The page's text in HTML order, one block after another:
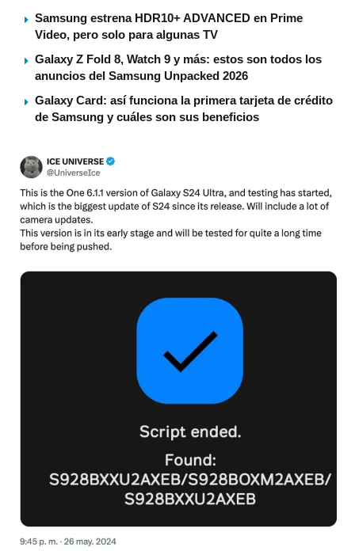
Samsung estrena HDR10+ ADVANCED en Prime
Video, pero solo para algunas TV
Galaxy Z Fold 8, Watch 9 y más: estos son todos los
anuncios del Samsung Unpacked 2026
Galaxy Card: así funciona la primera tarjeta de crédito
de Samsung y cuáles son sus beneficios